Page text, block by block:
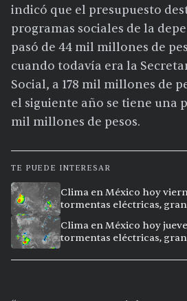
indicó que el presupuesto
programas sociales de la
pasó de 44 mil millones de
cuando todavía era la
Social, a 178 mil millones de
el siguiente año se tiene una
mil millones de pesos.
TE PUEDE INTERESAR
Clima en México hoy
tormentas eléctricas,
Clima en México hoy
tormentas eléctricas,